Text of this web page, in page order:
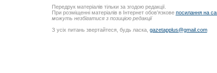
Передрук матеріалів тільки за згодою редакції.
При розміщенні матеріалів в Інтернет обов’язкове посилання на
можуть незбігатися з позицією редакції
З усіх питань звертайтеся, будь ласка, gazetapplus@gmail.com